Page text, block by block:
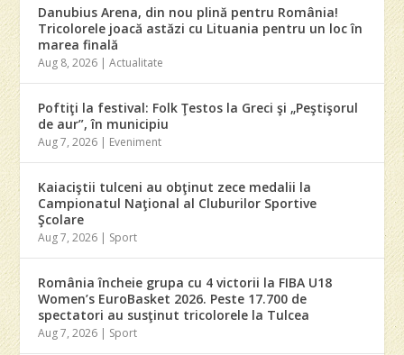
Danubius Arena, din nou plină pentru România!
Tricolorele joacă astăzi cu Lituania pentru un loc în
marea finală
Aug 8, 2026 |Actualitate
Poftiţi la festival: Folk Ţestos la Greci şi „Peştişorul
de aur”, în municipiu
Aug 7, 2026 | Eveniment
Kaiaciştii tulceni au obţinut zece medalii la
Campionatul Naţional al Cluburilor Sportive
Şcolare
Aug 7, 2026 | Sport
România încheie grupa cu 4 victorii la FIBA U18
Women’s EuroBasket 2026. Peste 17.700 de
spectatori au susţinut tricolorele la Tulcea
Aug 7, 2026 | Sport